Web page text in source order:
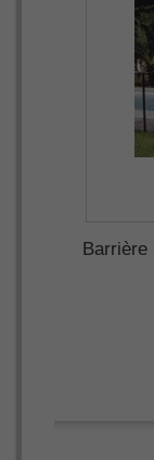
Barrière